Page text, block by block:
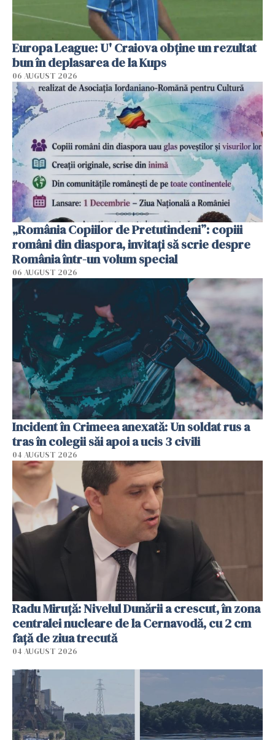
Europa League: U' Craiova obține un rezultat
bun în deplasarea de la Kups
06 AUGUST 2026
„România Copiilor de Pretutindeni”: copiii
români din diaspora, invitați să scrie despre
România într-un volum special
06 AUGUST 2026
Incident în Crimeea anexată: Un soldat rus a
tras în colegii săi apoi a ucis 3 civili
04 AUGUST 2026
Radu Miruţă: Nivelul Dunării a crescut, în zona
centralei nucleare de la Cernavodă, cu 2 cm
faţă de ziua trecută
04 AUGUST 2026